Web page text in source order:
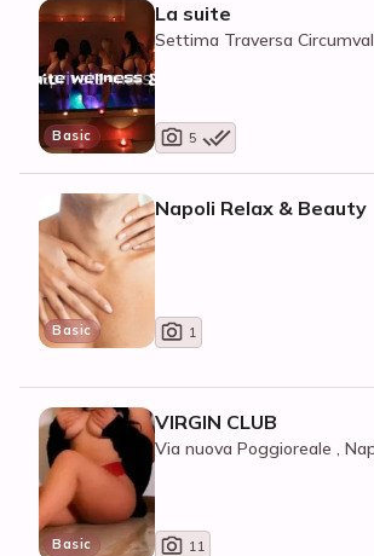
Basic
La suite
Settima Traversa
5
Basic
Napoli Relax & Beauty
1
Basic
VIRGIN CLUB
Via nuova Poggioreale ,
11